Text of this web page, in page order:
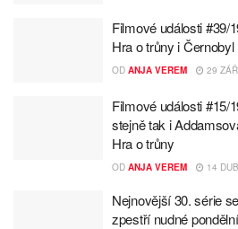
Filmové události #39/
Hra o trůny i Černobyl
OD ANJA VEREM 29
Filmové události #15/
stejně tak i
Hra o trůny
OD ANJA VEREM 14
Nejnovější 30. série
zpestří nudné